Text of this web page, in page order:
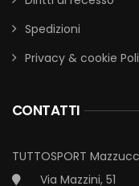
Spedizioni
Privacy & cookie
CONTATTI
TUTTOSPORT
Via Mazzini, 51